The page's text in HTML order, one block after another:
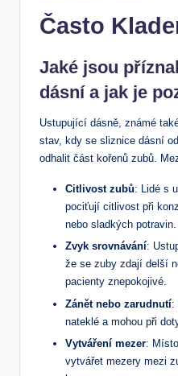
Často
Jaké jsou
dásní a jak je
Ustupující dásně, známé
stav, kdy se sliznice dásní
odhalit část kořenů zubů.
Citlivost zubů: Lidé s
pociťují citlivost při
nebo sladkých potravin.
Zvyk srovnávání:
že se zuby zdají delší
pacienty znepokojivé.
Zánět nebo zarudnutí:
nateklé a mohou při
Vytváření mezer:
vytvářet mezery mezi